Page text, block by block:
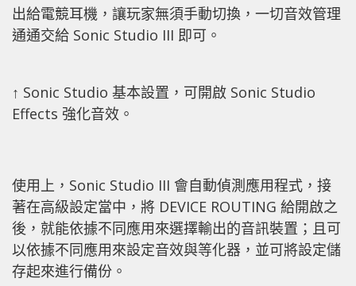
出給電競耳機，讓玩家無須手動切換，一切音效管理
通通交給 Sonic Studio III 即可。
↑ Sonic Studio 基本設置，可開啟 Sonic Studio
Effects 強化音效。
使用上，Sonic Studio III 會自動偵測應用程式，接
著在高級設定當中，將 DEVICE ROUTING 給開啟之
後，就能依據不同應用來選擇輸出的音訊裝置；且可
以依據不同應用來設定音效與等化器，並可將設定儲
存起來進行備份。